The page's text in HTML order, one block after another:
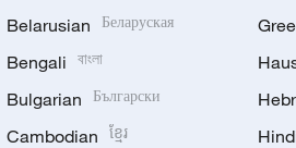
Belarusian Беларуская
Bengali বাংলা
Bulgarian Български
Cambodian ខ្មែរ